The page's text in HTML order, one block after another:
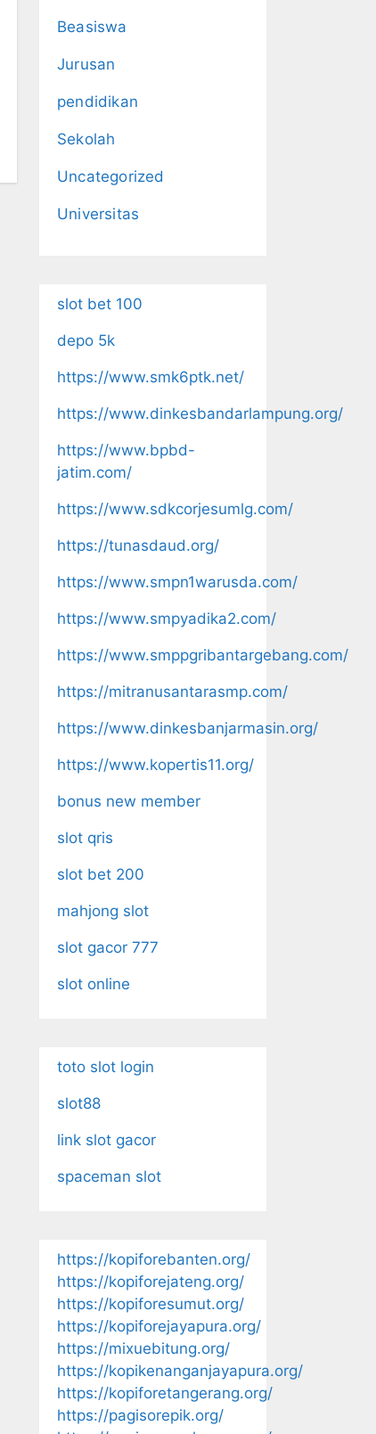
Beasiswa
Jurusan
pendidikan
Sekolah
Uncategorized
Universitas
slot bet 100
depo 5k
https://www.smk6ptk.net/
https://www.dinkesbandarlampung.org/
https://www.bpbd-
jatim.com/
https://www.sdkcorjesumlg.com/
https://tunasdaud.org/
https://www.smpn1warusda.com/
https://www.smpyadika2.com/
https://www.smppgribantargebang.com/
https://mitranusantarasmp.com/
https://www.dinkesbanjarmasin.org/
https://www.kopertis11.org/
bonus new member
slot qris
slot bet 200
mahjong slot
slot gacor 777
slot online
toto slot login
slot88
link slot gacor
spaceman slot
https://kopiforebanten.org/
https://kopiforejateng.org/
https://kopiforesumut.org/
https://kopiforejayapura.org/
https://mixuebitung.org/
https://kopikenanganjayapura.org/
https://kopiforetangerang.org/
https://pagisorepik.org/